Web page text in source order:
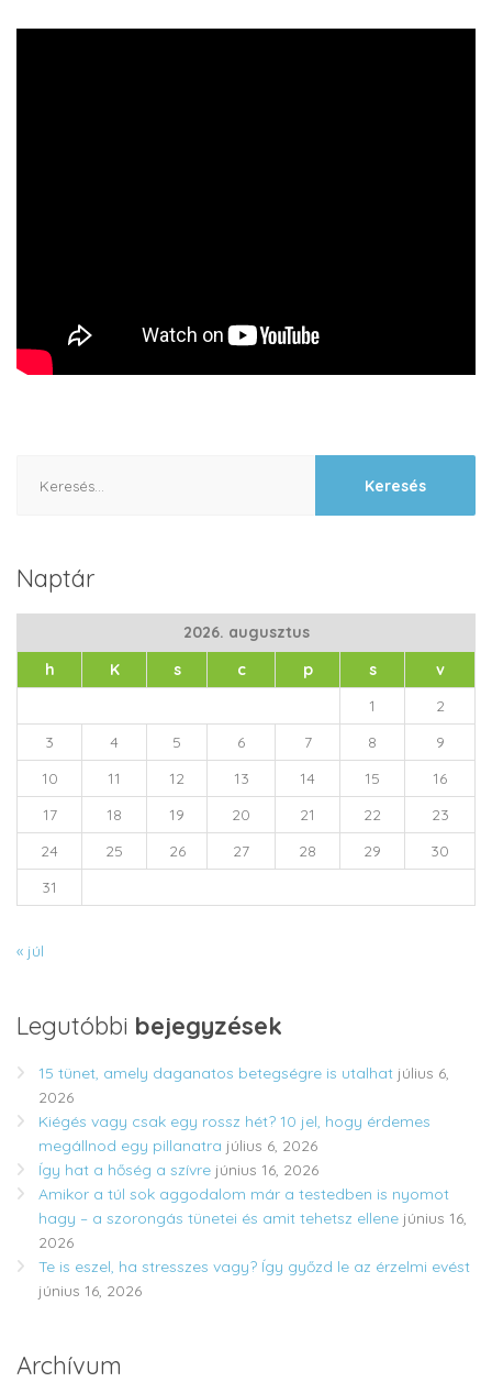
Naptár
2026. augusztus
h
K s c p s
v
1
2
3
4 5 6 7 8
9
10
11 12 13 14 15
16
17
18 19 20 21 22
23
24
25 26 27 28 29
30
31
« júl
Legutóbbi bejegyzések
15 tünet, amely daganatos betegségre is utalhat július 6,
2026
Kiégés vagy csak egy rossz hét? 10 jel, hogy érdemes
megállnod egy pillanatra július 6, 2026
Így hat a hőség a szívre június 16, 2026
Amikor a túl sok aggodalom már a testedben is nyomot
hagy – a szorongás tünetei és amit tehetsz ellene június 16,
2026
Te is eszel, ha stresszes vagy? Így győzd le az érzelmi evést
június 16, 2026
Archívum